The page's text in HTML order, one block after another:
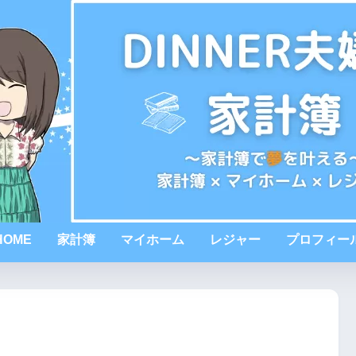
家計簿 マイホーム レジャー プロフィー